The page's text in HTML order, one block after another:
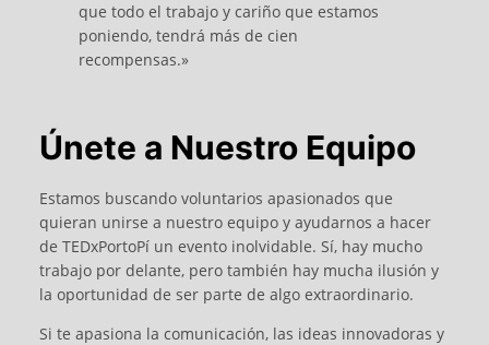
que todo el trabajo y cariño que estamos
poniendo, tendrá más de cien
recompensas.»
Únete a Nuestro Equipo
Estamos buscando voluntarios apasionados que
quieran unirse a nuestro equipo y ayudarnos a hacer
de TEDxPortoPí un evento inolvidable. Sí, hay mucho
trabajo por delante, pero también hay mucha ilusión y
la oportunidad de ser parte de algo extraordinario.
Si te apasiona la comunicación, las ideas innovadoras y